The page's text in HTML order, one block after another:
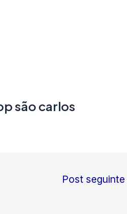
são carlos
Post seguinte